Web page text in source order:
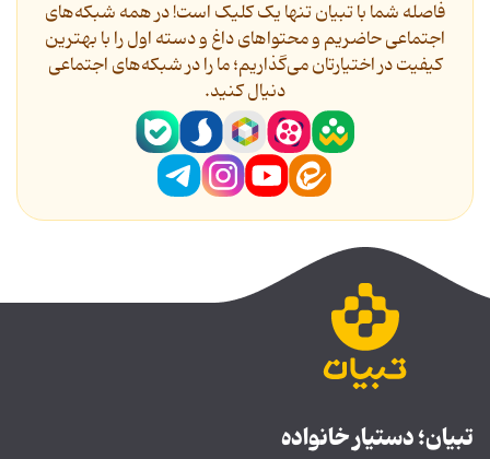
فاصله شما با تبیان تنها یک کلیک است! در همه شبکه‌های
اجتماعی حاضریم و محتواهای داغ و دسته اول را با بهترین
کیفیت در اختیارتان می‌گذاریم؛ ما را در شبکه‌های اجتماعی
دنیال کنید.
تبیان؛ دستیار خانواده